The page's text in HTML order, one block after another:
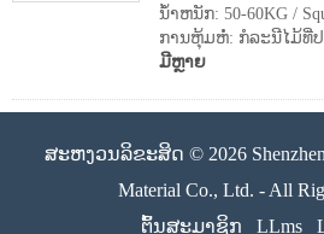
ນ້ໍາຫນັກ: 50-60KG /
ການຫຸ້ມຫໍ່: ກໍລະນີໄມ້ທີ່
ມີຫຼາຍ
ສະຫງວນລິຂະສິດ © 2026 Shenzhen
Material Co., Ltd. - All
ຕົ້ນສະມາຊິກ
LLms